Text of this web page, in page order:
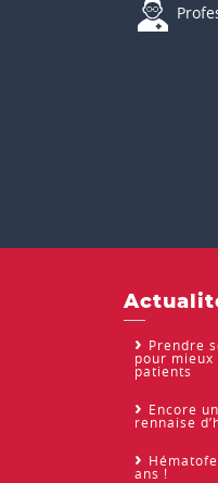
Prendre
pour
patients
Encore
rennaise
ans !